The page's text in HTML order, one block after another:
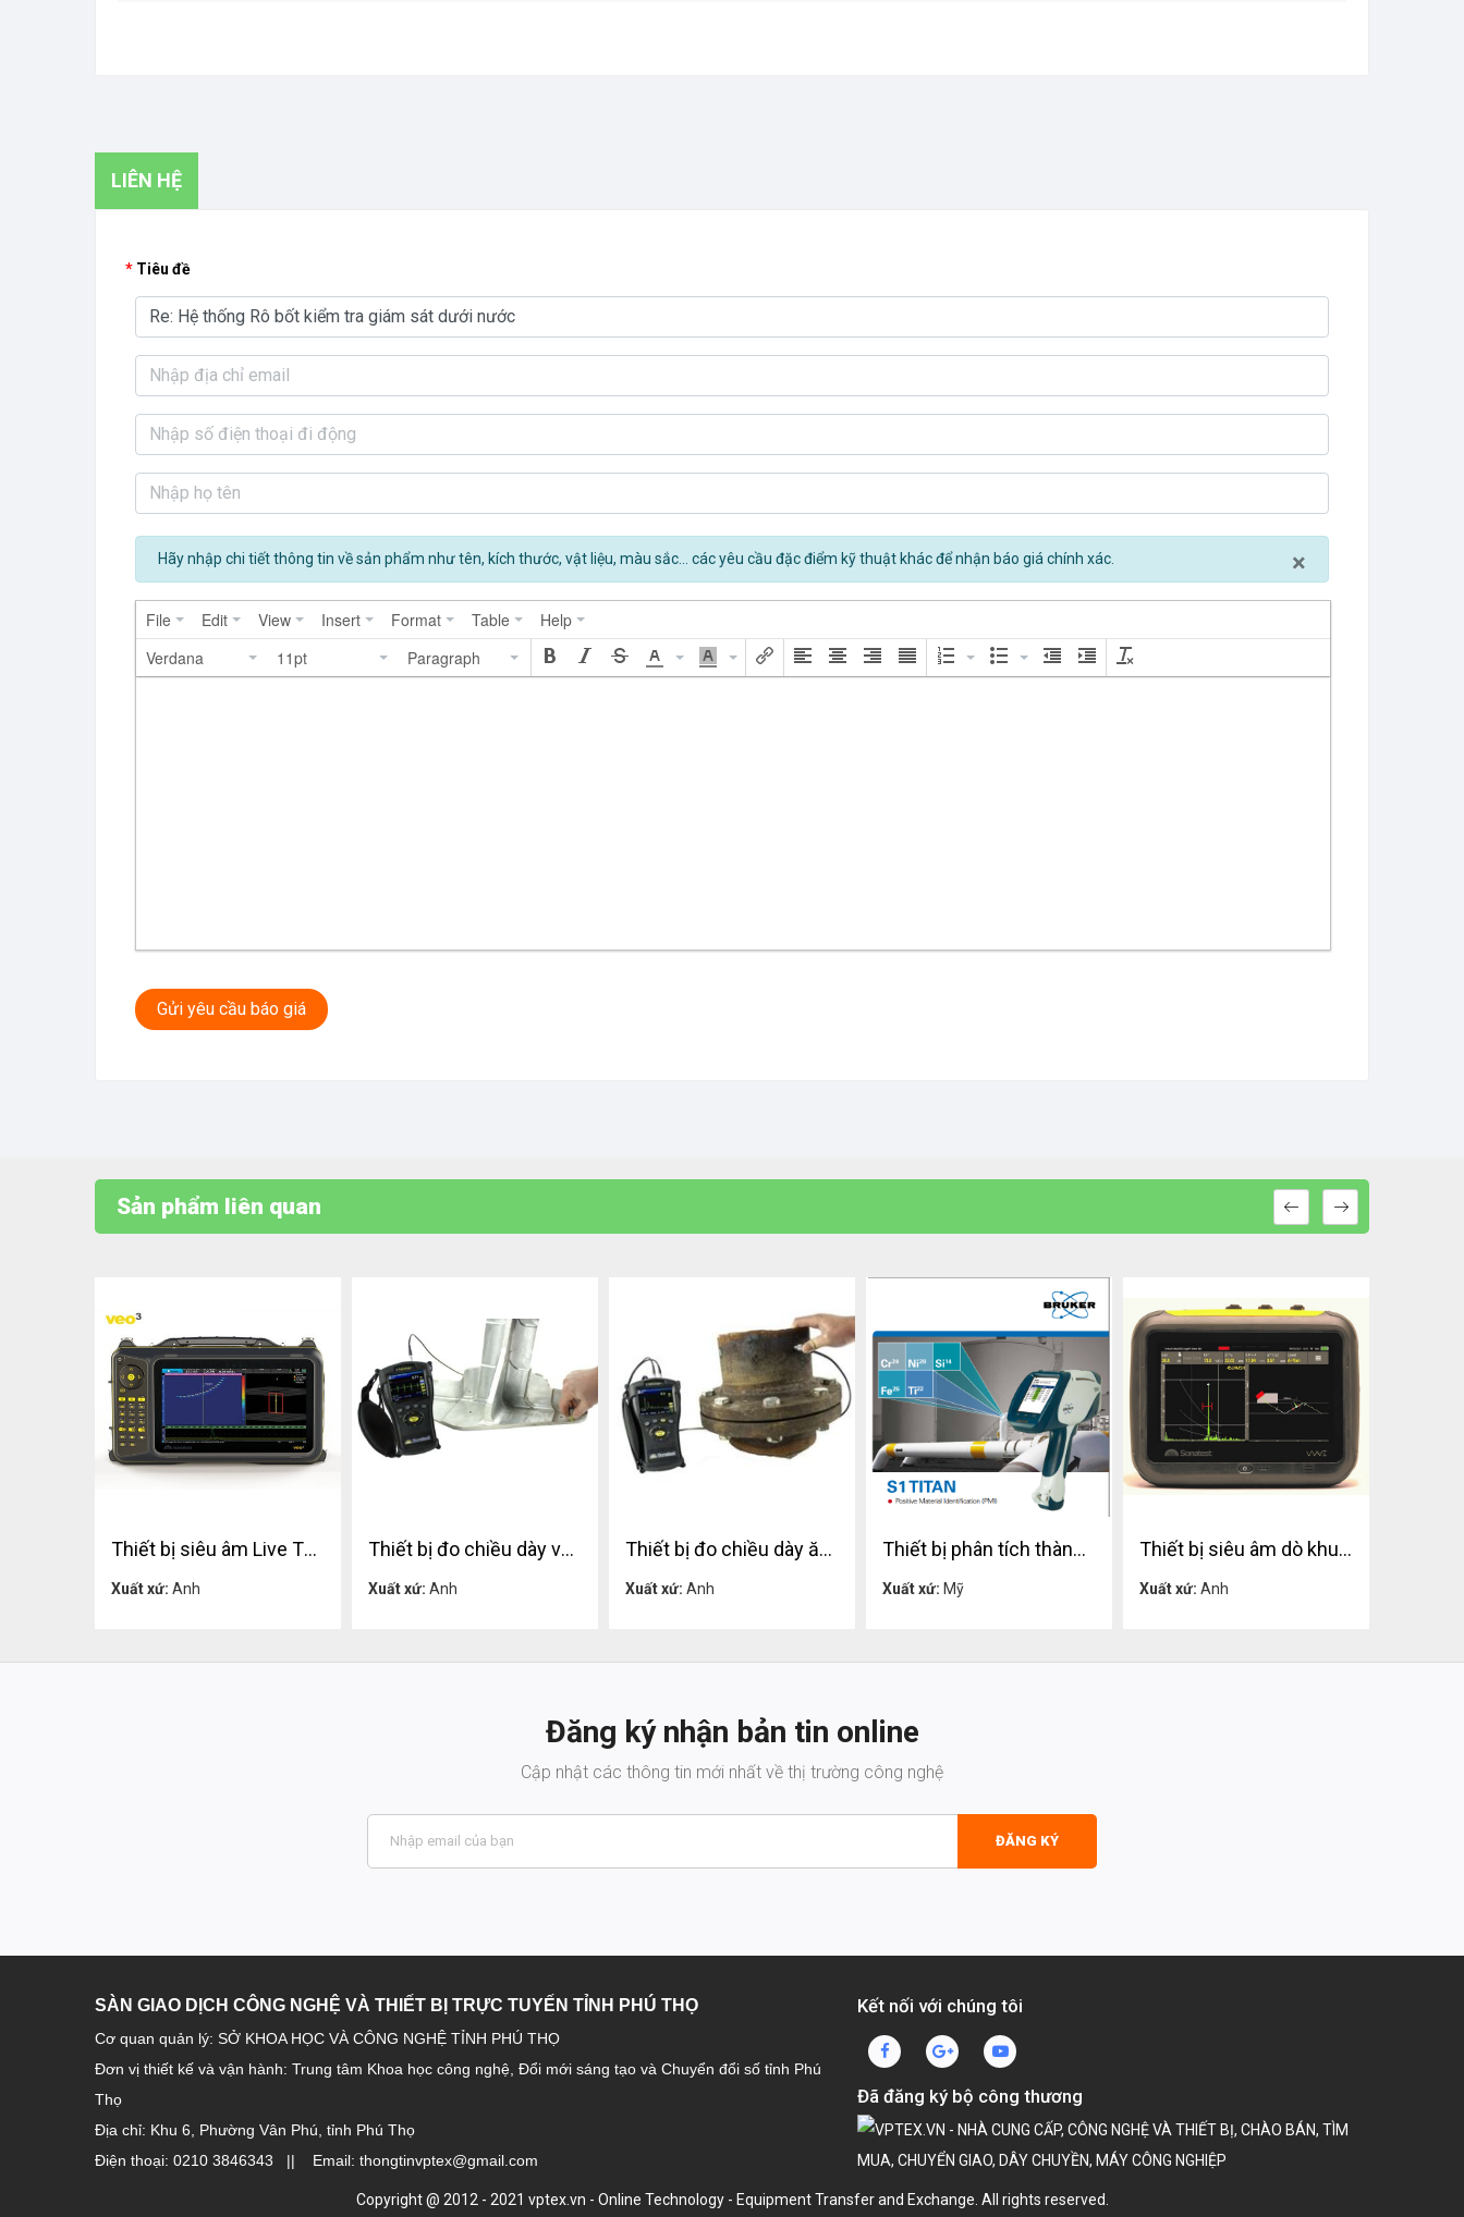
LIÊN HỆ
Tiêu đề
×
Hãy nhập chi tiết thông tin về sản phẩm như tên, kích thước, vật liệu, màu sắc... các yêu cầu đặc điểm kỹ thuật khác để nhận báo giá chính xác.
File Edit View Insert Format Table
Help
Verdana
11pt Paragraph
Gửi yêu cầu báo giá
Sản phẩm liên quan
Thiết bị siêu âm Live TFM và FMC-TFM Sonatest VEO3
Xuất xứ: Anh
Thiết bị đo chiều dày vật liệu, đo chiều dày chính xác, đo oxit cáu cặn AlphaGage+
Xuất xứ: Anh
Thiết bị đo chiều dày ăn mòn, đo chiều dày vật liệu, đo oxit cáu cặn AlphaGage+
Xuất xứ: Anh
Thiết bị phân tích thành phần hóa học kim loại Bruker S1 TITAN Model 500, 500S, 800
Xuất xứ: Mỹ
Thiết bị siêu âm dò khuyết tật có tính tương tác và đo chiều dầy WAVE
Xuất xứ: Anh
Đăng ký nhận bản tin online
Cập nhật các thông tin mới nhất về thị trường công nghệ
ĐĂNG KÝ
SÀN GIAO DỊCH CÔNG NGHỆ VÀ THIẾT BỊ TRỰC TUYẾN TỈNH PHÚ THỌ
Cơ quan quản lý: SỞ KHOA HỌC VÀ CÔNG NGHỆ TỈNH PHÚ THỌ
Đơn vị thiết kế và vận hành: Trung tâm Khoa học công nghệ, Đổi mới sáng tạo và Chuyển đổi số tỉnh Phú
Thọ
Địa chỉ: Khu 6, Phường Vân Phú, tỉnh Phú Thọ
Điện thoại: 0210 3846343 || Email: thongtinvptex@gmail.com
Kết nối với chúng tôi
Đã đăng ký bộ công thương
Copyright @ 2012 - 2021 vptex.vn - Online Technology - Equipment Transfer and Exchange. All rights reserved.